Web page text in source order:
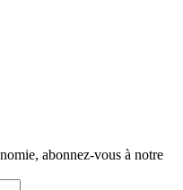
abonnez-vous à notre